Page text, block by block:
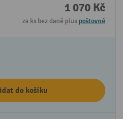
1 070 Kč
za ks bez daně plus poštovné
do košíku